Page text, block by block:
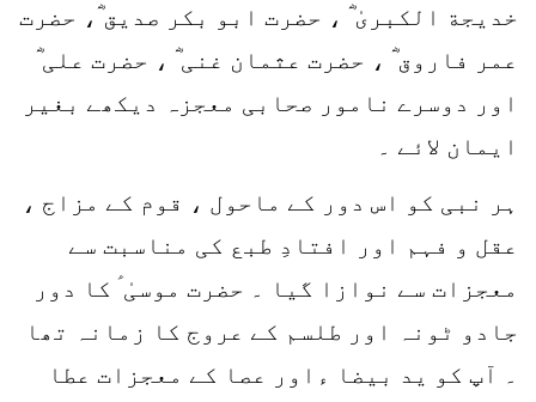
خدیجة الکبریٰ ؓ ، حضرت ابو بکر صدیق ؓ، حضرت
عمر فاروق ؓ ، حضرت عثمان غنی ؓ ، حضرت علی ؓ
اور دوسرے نامور صحابی معجزہ دیکھے بغیر
ایمان لائے ۔
ہر نبی کو اس دور کے ماحول ، قوم کے مزاج ،
عقل و فہم اور افتادِ طبع کی مناسبت سے
معجزات سے نوازا گیا ۔ حضرت موسیٰ ؑ کا دور
جادو ٹونہ اور طلسم کے عروج کا زمانہ تھا
۔ آپ کو ید بیضا ءاور عصا کے معجزات عطا